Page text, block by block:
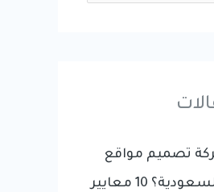
تصميم مواقع
احترافية في السعودية؟ 10 معايير